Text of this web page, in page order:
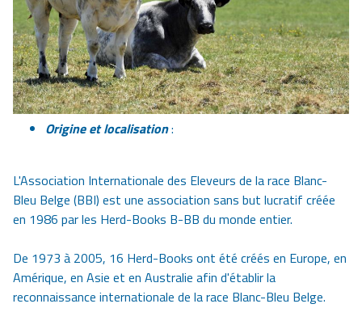
Origine et localisation:
L'Association Internationale des Eleveurs de la race Blanc-
Bleu Belge (BBI) est une association sans but lucratif créée
en 1986 par les Herd-Books B-BB du monde entier.
De 1973 à 2005, 16 Herd-Books ont été créés en Europe, en
Amérique, en Asie et en Australie afin d'établir la
reconnaissance internationale de la race Blanc-Bleu Belge.